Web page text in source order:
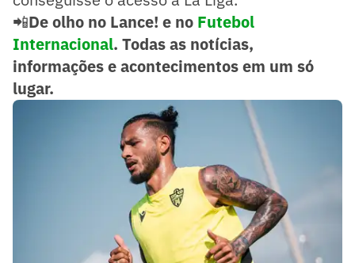
📲De olho no Lance! e no Futebol
Internacional. Todas as notícias,
informações e acontecimentos em um só
lugar.